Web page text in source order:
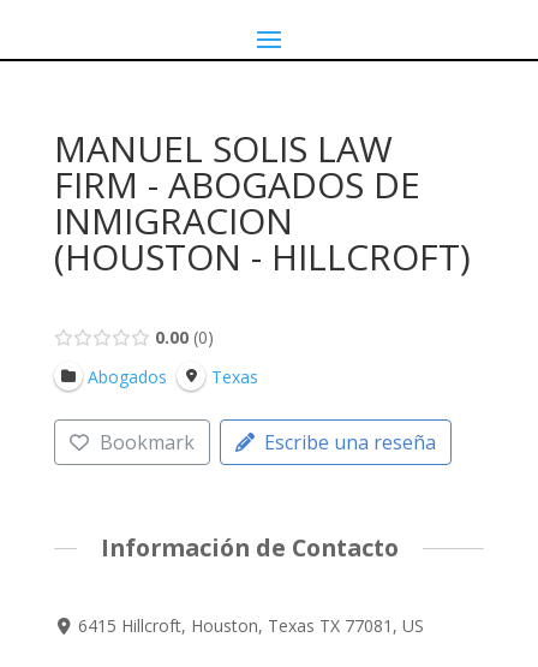
MANUEL SOLIS LAW
FIRM - ABOGADOS DE
INMIGRACION
(HOUSTON - HILLCROFT)
0.00 0
Abogados
Texas
Bookmark Escribe una reseña
Información de Contacto
6415 Hillcroft, Houston, Texas TX 77081, US